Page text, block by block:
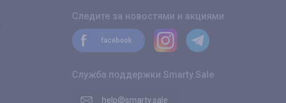
Следите за новостями и акциями
facebook
Служба поддержки Smarty.Sale
help@smarty.sale